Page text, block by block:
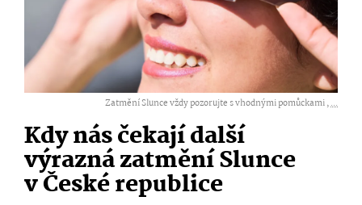
Zatmění Slunce vždy pozorujte s vhodnými pomůckami ,...
Kdy nás čekají další
výrazná zatmění Slunce
v České republice